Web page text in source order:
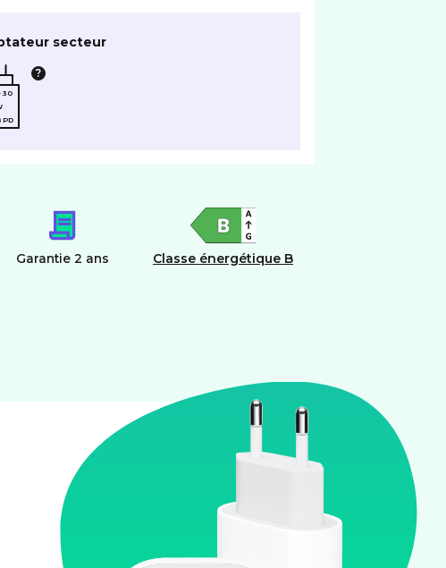
secteur
30
PD
Garantie 2 ans Classe énergétique B